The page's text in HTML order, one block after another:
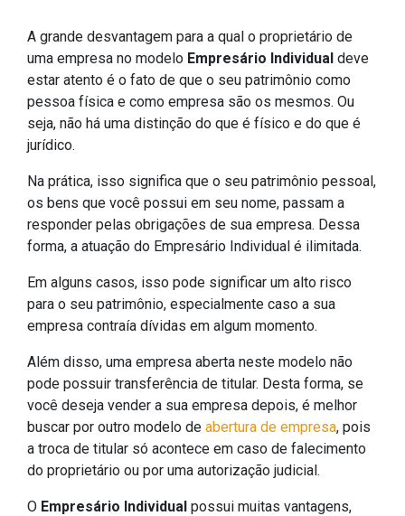
A grande desvantagem para a qual o proprietário de
uma empresa no modelo Empresário Individual deve
estar atento é o fato de que o seu patrimônio como
pessoa física e como empresa são os mesmos. Ou
seja, não há uma distinção do que é físico e do que é
jurídico.
Na prática, isso significa que o seu patrimônio pessoal,
os bens que você possui em seu nome, passam a
responder pelas obrigações de sua empresa. Dessa
forma, a atuação do Empresário Individual é ilimitada.
Em alguns casos, isso pode significar um alto risco
para o seu patrimônio, especialmente caso a sua
empresa contraía dívidas em algum momento.
Além disso, uma empresa aberta neste modelo não
pode possuir transferência de titular. Desta forma, se
você deseja vender a sua empresa depois, é melhor
buscar por outro modelo de abertura de empresa, pois
a troca de titular só acontece em caso de falecimento
do proprietário ou por uma autorização judicial.
O Empresário Individual possui muitas vantagens,